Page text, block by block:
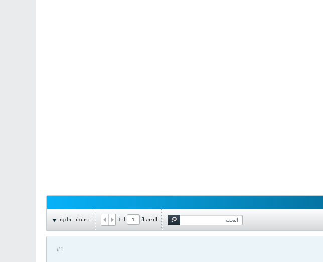
الصفحة لـ1 تصفية - فلترة
#1